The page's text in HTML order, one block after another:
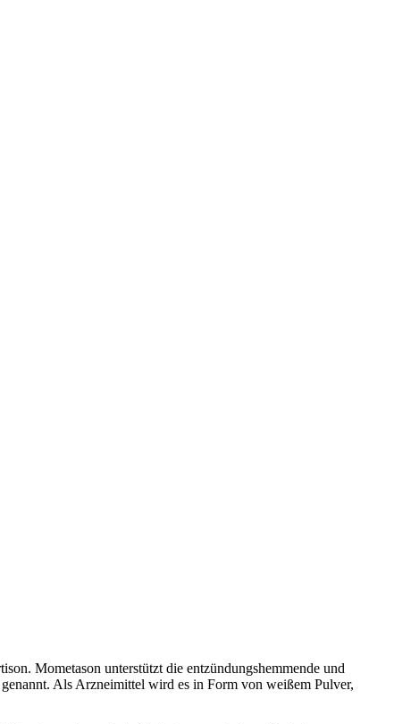
Mometason unterstützt die entzündungshemmende und
Als Arzneimittel wird es in Form von weißem Pulver,